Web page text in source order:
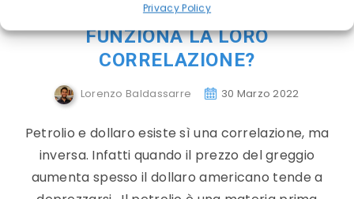
Privacy Policy
PETROLIO E DOLLARO: COME
FUNZIONA LA LORO
CORRELAZIONE?
Lorenzo Baldassarre 30 Marzo 2022
Petrolio e dollaro esiste sì una correlazione, ma
inversa. Infatti quando il prezzo del greggio
aumenta spesso il dollaro americano tende a